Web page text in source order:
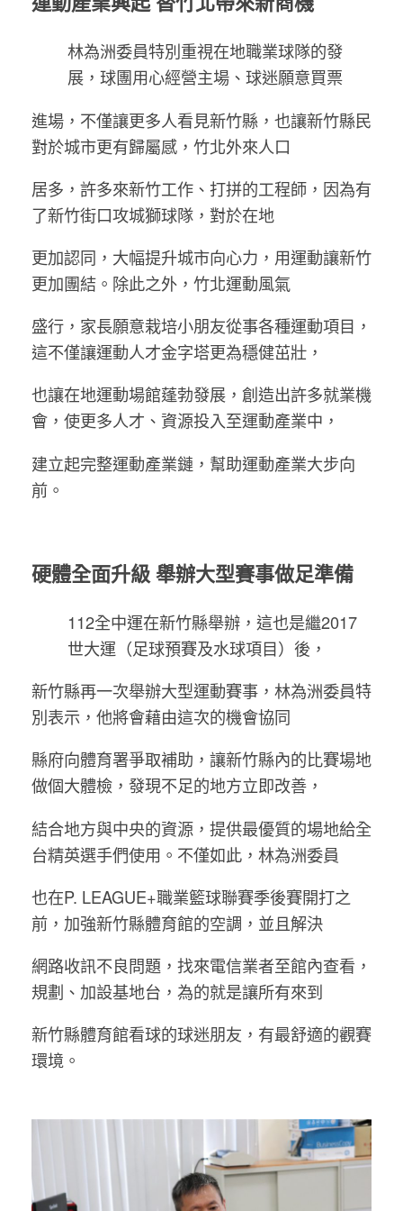
林為洲委員特別重視在地職業球隊的發
展，球團用心經營主場、球迷願意買票
進場，不僅讓更多人看見新竹縣，也讓新竹縣民
對於城市更有歸屬感，竹北外來人口
居多，許多來新竹工作、打拼的工程師，因為有
了新竹街口攻城獅球隊，對於在地
更加認同，大幅提升城市向心力，用運動讓新竹
更加團結。除此之外，竹北運動風氣
盛行，家長願意栽培小朋友從事各種運動項目，
這不僅讓運動人才金字塔更為穩健茁壯，
也讓在地運動場館蓬勃發展，創造出許多就業機
會，使更多人才、資源投入至運動產業中，
建立起完整運動產業鏈，幫助運動產業大步向
前。
硬體全面升級 舉辦大型賽事做足準備
112全中運在新竹縣舉辦，這也是繼2017
世大運（足球預賽及水球項目）後，
新竹縣再一次舉辦大型運動賽事，林為洲委員特
別表示，他將會藉由這次的機會協同
縣府向體育署爭取補助，讓新竹縣內的比賽場地
做個大體檢，發現不足的地方立即改善，
結合地方與中央的資源，提供最優質的場地給全
台精英選手們使用。不僅如此，林為洲委員
也在P. LEAGUE+職業籃球聯賽季後賽開打之
前，加強新竹縣體育館的空調，並且解決
網路收訊不良問題，找來電信業者至館內查看，
規劃、加設基地台，為的就是讓所有來到
新竹縣體育館看球的球迷朋友，有最舒適的觀賽
環境。